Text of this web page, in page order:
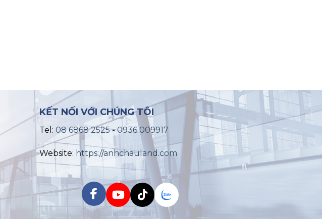
KẾT NỐI VỚI CHÚNG TÔI
Tel:08 6868 2525-0936 009917
Website: https://anhchauland.com